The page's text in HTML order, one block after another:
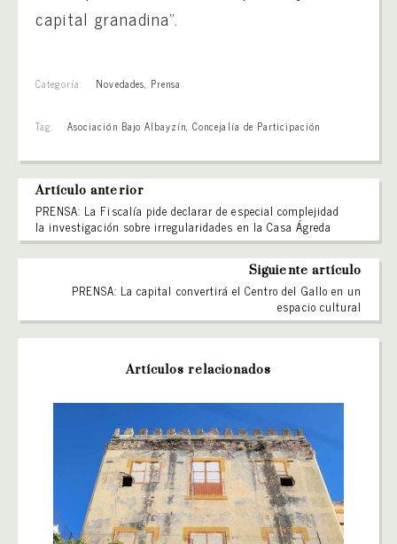
capital granadina”.
Categoría: Novedades, Prensa
Tag: Asociación Bajo Albayzín,Concejalía de Participación
Artículo anterior
PRENSA: La Fiscalía pide declarar de especial complejidad
la investigación sobre irregularidades en la Casa Ágreda
Siguiente artículo
PRENSA: La capital convertirá el Centro del Gallo en un
espacio cultural
Artículos relacionados